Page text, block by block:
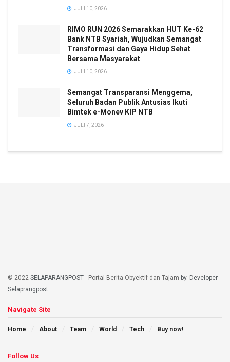
JULI 10, 2026
RIMO RUN 2026 Semarakkan HUT Ke-62
Bank NTB Syariah, Wujudkan Semangat
Transformasi dan Gaya Hidup Sehat
Bersama Masyarakat
JULI 10, 2026
Semangat Transparansi Menggema,
Seluruh Badan Publik Antusias Ikuti
Bimtek e-Monev KIP NTB
JULI 7, 2026
© 2022 SELAPARANGPOST - Portal Berita Obyektif dan Tajam by. Developer
Selaprangpost
Navigate Site
Home About Team World Tech Buy now!
Follow Us